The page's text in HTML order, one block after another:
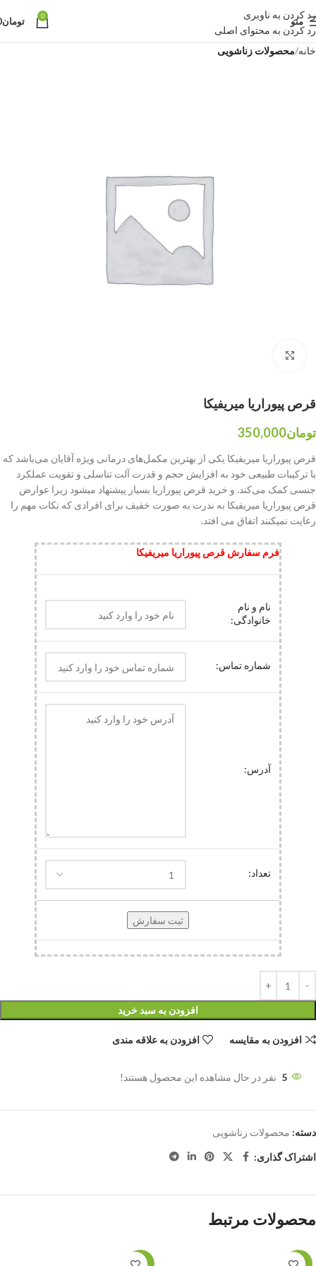
رد کردن به ناوبری
رد کردن به محتوای اصلی
منو 0 تومان
خانه محصولات زناشویی
قرص پیوراریا میریفیکا
تومان350,000
قرص پیوراریا میریفیکا یکی از بهترین مکمل‌های درمانی ویژه آقایان می‌باشد که
با ترکیبات طبیعی خود به افزایش حجم و قدرت آلت تناسلی و تقویت عملکرد
جنسی کمک می‌کند. و خرید قرص پیوراریا بسیار پیشنهاد میشود زیرا عوارض
قرص پیوراریا میریفیکا به ندرت به صورت خفیف برای افرادی که نکات مهم را
رعایت نمیکنند اتفاق می افتد.
فرم سفارش قرص پیوراریا میریفیکا
نام و نام
خانوادگی:
شماره تماس:
آدرس:
تعداد:
افزودن به سبد خرید
افزودن به مقایسه افزودن به علاقه مندی
5 نفر در حال مشاهده این محصول هستند!
دسته: محصولات زناشویی
اشتراک گذاری:
محصولات مرتبط
حراج حراج